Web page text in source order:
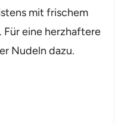
mit frischem
Für eine herzhaftere
Nudeln dazu.